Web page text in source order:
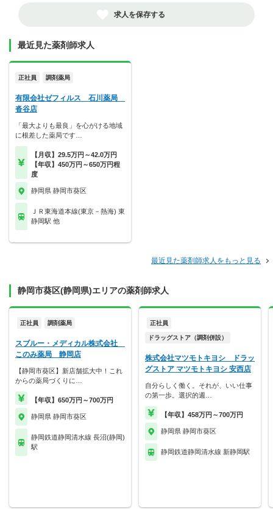
求人を保存する
最近見た薬剤師求人
正社員 調剤薬局
有限会社ゼフィルス 石川薬局
沓谷店
「最大よりも最良」を心がける地域
に根差した薬局です…
【月収】29.5万円～42.0万円
【年収】450万円～650万円程
度
静岡県 静岡市葵区
ＪＲ東海道本線(東京－熱海) 東
静岡駅 他
最近見た薬剤師求人をもっと見る
静岡市葵区(静岡県)エリアの薬剤師求人
正社員 調剤薬局
スブルー・メディカル株式会社
このみ薬局 静岡店
【静岡市葵区】新店舗拡大中！これ
からの薬局づくりに…
【年収】650万円～700万円
静岡県 静岡市葵区
静岡鉄道静岡清水線 長沼(静岡)
駅
正社員
ドラッグストア（調剤併設）
株式会社マツモトキヨシ ドラッ
グストア マツモトキヨシ 安西店
自分らしく働く。それが、いい仕事
の第一歩。選択的週…
【年収】458万円～700万円
静岡県 静岡市葵区
静岡鉄道静岡清水線 新静岡駅